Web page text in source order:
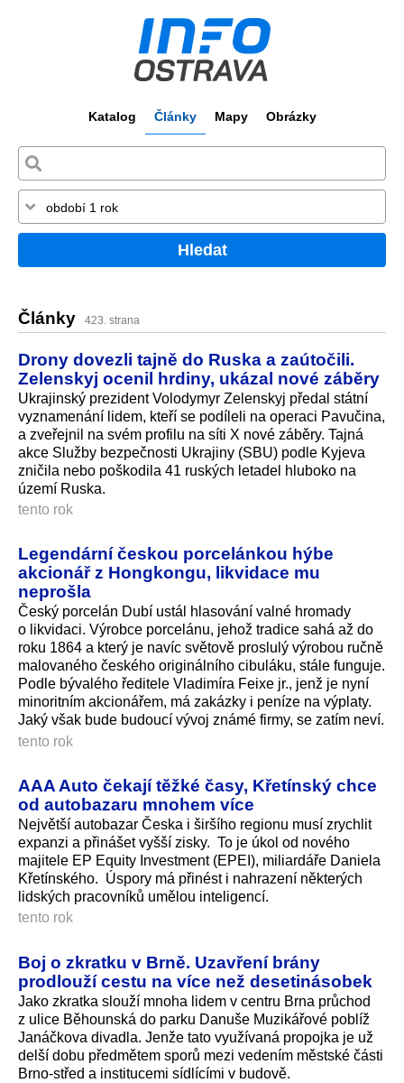
Katalog Články Mapy Obrázky
Hledat
Články 423. strana
Drony dovezli tajně do Ruska a zaútočili.
Zelenskyj ocenil hrdiny, ukázal nové záběry
Ukrajinský prezident Volodymyr Zelenskyj předal státní
vyznamenání lidem, kteří se podíleli na operaci Pavučina,
a zveřejnil na svém profilu na síti X nové záběry. Tajná
akce Služby bezpečnosti Ukrajiny (SBU) podle Kyjeva
zničila nebo poškodila 41 ruských letadel hluboko na
území Ruska.
tento rok
Legendární českou porcelánkou hýbe
akcionář z Hongkongu, likvidace mu
neprošla
Český porcelán Dubí ustál hlasování valné hromady
o likvidaci. Výrobce porcelánu, jehož tradice sahá až do
roku 1864 a který je navíc světově proslulý výrobou ručně
malovaného českého originálního cibuláku, stále funguje.
Podle bývalého ředitele Vladimíra Feixe jr., jenž je nyní
minoritním akcionářem, má zakázky i peníze na výplaty.
Jaký však bude budoucí vývoj známé firmy, se zatím neví.
tento rok
AAA Auto čekají těžké časy, Křetínský chce
od autobazaru mnohem více
Největší autobazar Česka i širšího regionu musí zrychlit
expanzi a přinášet vyšší zisky. To je úkol od nového
majitele EP Equity Investment (EPEI), miliardáře Daniela
Křetínského. Úspory má přinést i nahrazení některých
lidských pracovníků umělou inteligencí.
tento rok
Boj o zkratku v Brně. Uzavření brány
prodlouží cestu na více než desetinásobek
Jako zkratka slouží mnoha lidem v centru Brna průchod
z ulice Běhounská do parku Danuše Muzikářové poblíž
Janáčkova divadla. Jenže tato využívaná propojka je už
delší dobu předmětem sporů mezi vedením městské části
Brno-střed a institucemi sídlícími v budově.